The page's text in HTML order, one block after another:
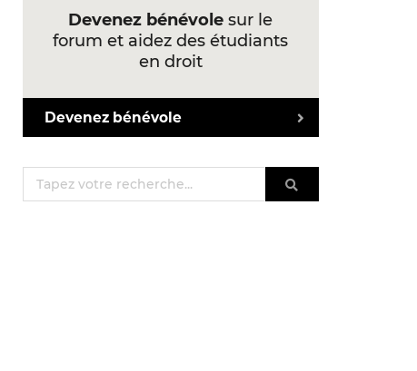
Devenez bénévole sur le
forum et aidez des étudiants
en droit
Devenez bénévole